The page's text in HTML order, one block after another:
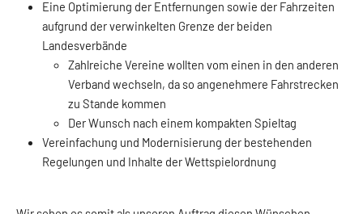
Eine Optimierung der Entfernungen sowie der Fahrzeiten
aufgrund der verwinkelten Grenze der beiden
Landesverbände
Zahlreiche Vereine wollten vom einen in den anderen
Verband wechseln, da so angenehmere Fahrstrecken
zu Stande kommen
Der Wunsch nach einem kompakten Spieltag
Vereinfachung und Modernisierung der bestehenden
Regelungen und Inhalte der Wettspielordnung